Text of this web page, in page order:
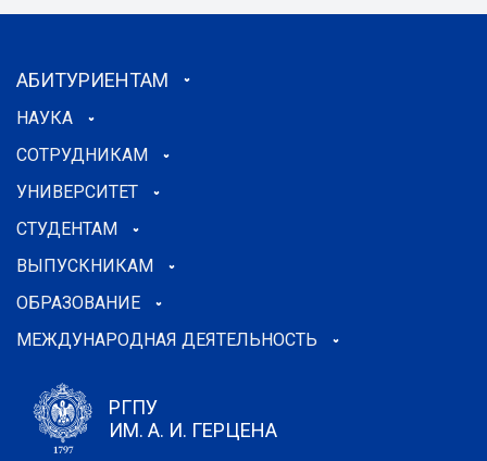
АБИТУРИЕНТАМ
НАУКА
СОТРУДНИКАМ
УНИВЕРСИТЕТ
СТУДЕНТАМ
ВЫПУСКНИКАМ
ОБРАЗОВАНИЕ
МЕЖДУНАРОДНАЯ ДЕЯТЕЛЬНОСТЬ
РГПУ
ИМ. А. И. ГЕРЦЕНА